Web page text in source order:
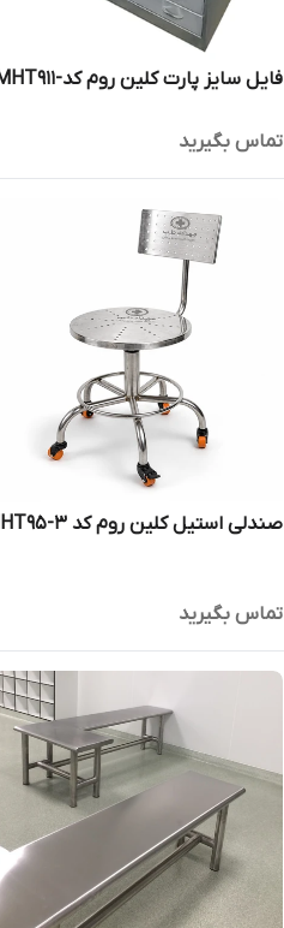
فایل سایز پارت کلین روم کد-MHT911
تماس بگیرید
صندلی استیل کلین روم کد MHT95-3
تماس بگیرید